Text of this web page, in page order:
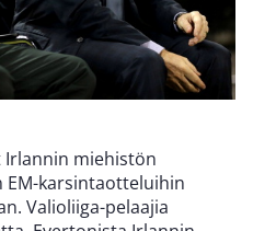
Irlannin miehistön
EM-karsintaotteluihin
Valioliiga-pelaajia